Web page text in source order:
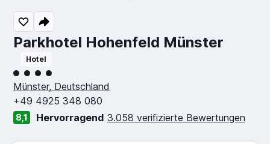
Parkhotel Hohenfeld Münster
Hotel
Bewertungskategorie 4
Münster, Deutschland
+49 4925 348 080
8,1 Hervorragend 3.058 verifizierte Bewertungen